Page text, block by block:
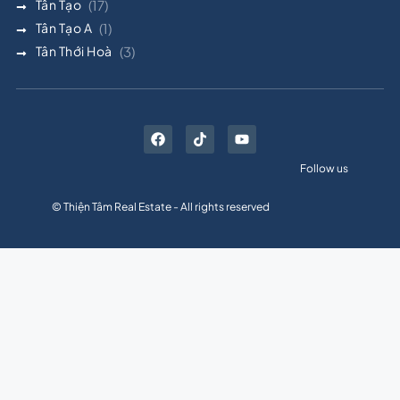
Tân Tạo (17)
Tân Tạo A (1)
Tân Thới Hoà (3)
© Thiện Tâm Real Estate - All rights reserved
Follow us